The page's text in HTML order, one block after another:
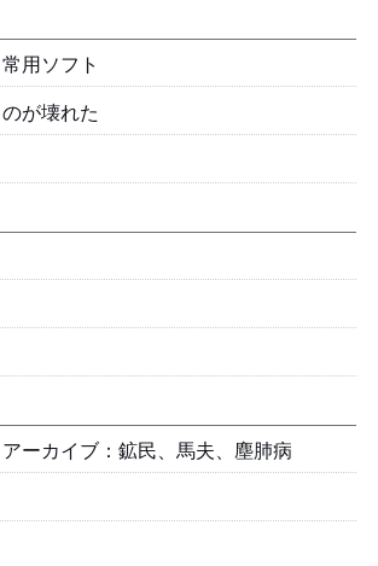
常用ソフト
Linuxのbootが壊れた
アーカイブ：鉱民、馬夫、塵肺病